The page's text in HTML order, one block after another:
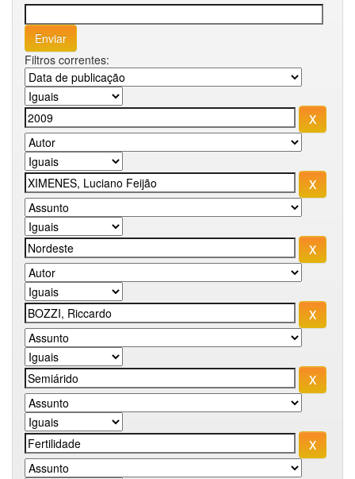
Filtros correntes: